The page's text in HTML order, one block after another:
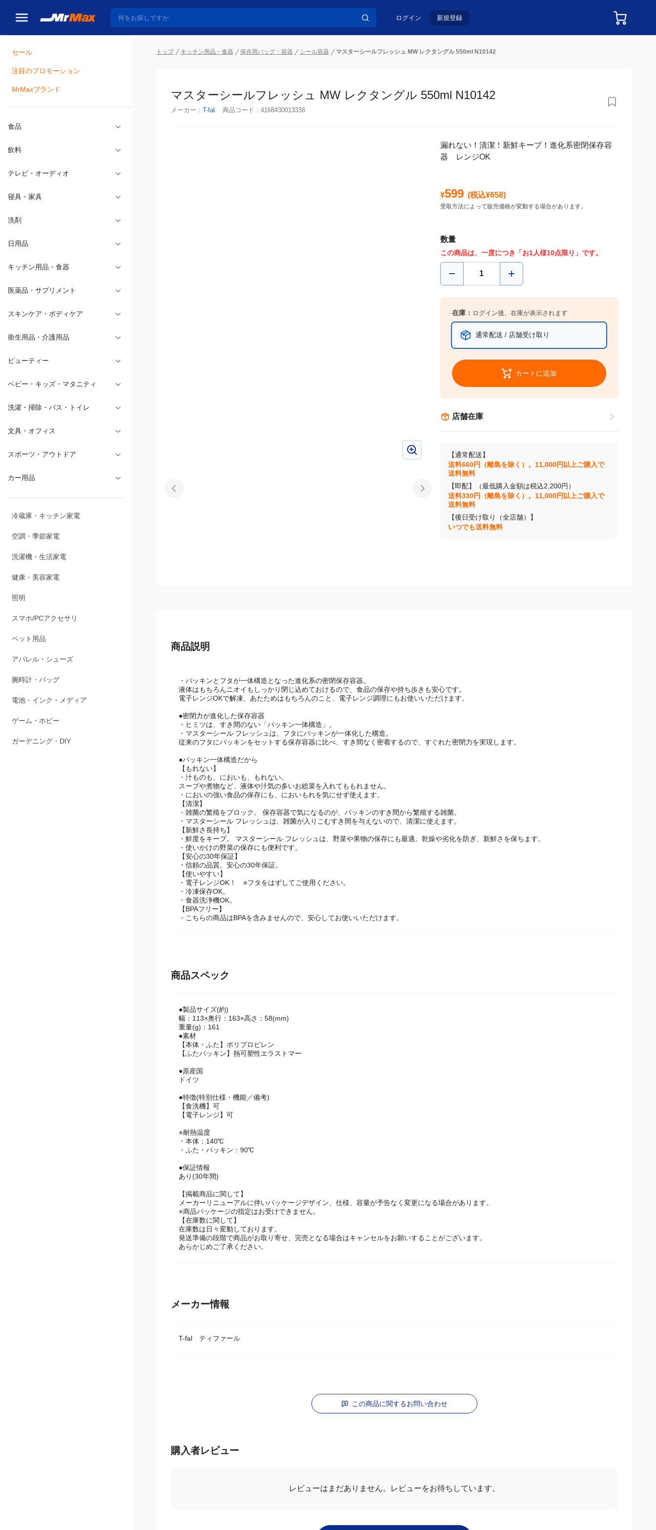
ログイン 新規登録
セール
注目のプロモーション
MrMaxブランド
食品
飲料
テレビ・オーディオ
寝具・家具
洗剤
日用品
キッチン用品・食器
医薬品・サプリメント
スキンケア・ボディケア
衛生用品・介護用品
ビューティー
ベビー・キッズ・マタニティ
洗濯・掃除・バス・トイレ
文具・オフィス
スポーツ・アウトドア
カー用品
冷蔵庫・キッチン家電
空調・季節家電
洗濯機・生活家電
健康・美容家電
照明
スマホ/PCアクセサリ
ペット用品
アパレル・シューズ
腕時計・バッグ
電池・インク・メディア
ゲーム・ホビー
ガーデニング・DIY
トップ キッチン用品・食器 保存用バッグ・容器 シール容器 マスターシールフレッシュ MW レクタングル 550ml N10142
マスターシールフレッシュ MW レクタングル 550ml N10142
メーカー： T-fal 商品コード： 4168430013338
漏れない！清潔！新鮮キープ！進化系密閉保存容
器 レンジOK
¥599 (税込¥658)
受取方法によって販売価格が変動する場合があります。
数量
この商品は、一度につき「お1人様10点限り」です。
在庫： ログイン後、在庫が表示されます
通常配送 / 店舗受け取り
カートに追加
店舗在庫
【通常配送】
送料660円（離島を除く）。11,000円以上ご購入で
送料無料
【即配】（最低購入金額は税込2,200円）
送料330円（離島を除く）。11,000円以上ご購入で
送料無料
【後日受け取り（全店舗）】
いつでも送料無料
商品説明
・パッキンとフタが一体構造となった進化系の密閉保存容器。
液体はもちろんニオイもしっかり閉じ込めておけるので、食品の保存や持ち歩きも安心です。
電子レンジOKで解凍、あたためはもちろんのこと、電子レンジ調理にもお使いいただけます。
●密閉力が進化した保存容器
・ヒミツは、すき間のない「パッキン一体構造」。
・マスターシール フレッシュは、フタにパッキンが一体化した構造。
従来のフタにパッキンをセットする保存容器に比べ、すき間なく密着するので、すぐれた密閉力を実現します。
●パッキン一体構造だから
【もれない】
・汁ものも、においも、もれない。
スープや煮物など、液体や汁気の多いお総菜を入れてももれません。
・においの強い食品の保存にも、においもれを気にせず使えます。
【清潔】
・雑菌の繁殖をブロック。 保存容器で気になるのが、パッキンのすき間から繁殖する雑菌。
・マスターシール フレッシュは、雑菌が入りこむすき間を与えないので、清潔に使えます。
【新鮮さ長持ち】
・鮮度をキープ。 マスターシール フレッシュは、野菜や果物の保存にも最適。乾燥や劣化を防ぎ、新鮮さを保ちます。
・使いかけの野菜の保存にも便利です。
【安心の30年保証】
・信頼の品質。安心の30年保証。
【使いやすい】
・電子レンジOK！ ※フタをはずしてご使用ください。
・冷凍保存OK。
・食器洗浄機OK。
【BPAフリー】
・こちらの商品はBPAを含みませんので、安心してお使いいただけます。
商品スペック
●製品サイズ(約)
幅：113×奥行：163×高さ：58(mm)
重量(g)：161
●素材
【本体・ふた】ポリプロピレン
【ふたパッキン】熱可塑性エラストマー
●原産国
ドイツ
●特徴(特別仕様・機能／備考)
【食洗機】可
【電子レンジ】可
※耐熱温度
・本体：140℃
・ふた・パッキン：90℃
●保証情報
あり(30年間)
【掲載商品に関して】
メーカーリニューアルに伴いパッケージデザイン、仕様、容量が予告なく変更になる場合があります。
※商品パッケージの指定はお受けできません。
【在庫数に関して】
在庫数は日々変動しております。
発送準備の段階で商品がお取り寄せ、完売となる場合はキャンセルをお願いすることがございます。
あらかじめご了承ください。
メーカー情報
T-fal ティファール
この商品に関するお問い合わせ
購入者レビュー
レビューはまだありません。 レビューをお待ちしています。